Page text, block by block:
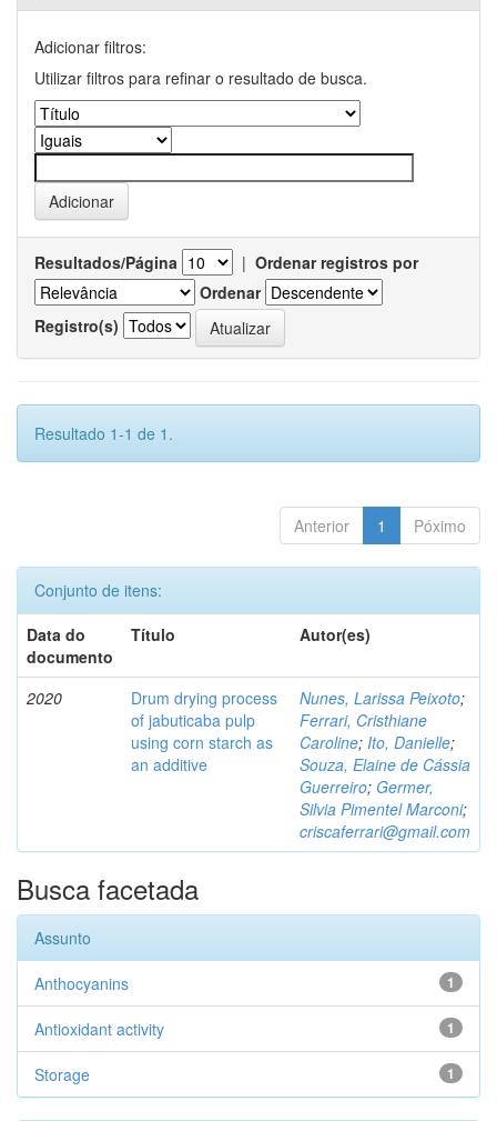
Adicionar filtros:
Utilizar filtros para refinar o resultado de busca.
Resultados/Página | Ordenar registros por
Ordenar
Registro(s)
Resultado 1-1 de 1.
Anterior 1 Póximo
Conjunto de itens:
Data do
documento
Título Autor(es)
2020
Drum drying process
of jabuticaba pulp
using corn starch as
an additive
Nunes, Larissa Peixoto;
Ferrari, Cristhiane
Caroline; Ito, Danielle;
Souza, Elaine de Cássia
Guerreiro; Germer,
Silvia Pimentel Marconi;
criscaferrari@gmail.com
Busca facetada
Assunto
1
Anthocyanins
1
Antioxidant activity
1
Storage